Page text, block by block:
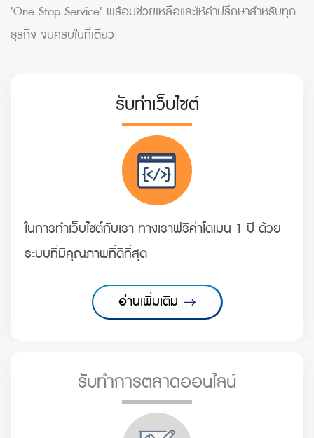
"One Stop Service" พร้อมช่วยเหลือและให้คำปรึกษาสำหรับทุก
ธุรกิจ จบครบในที่เดียว
รับทำเว็บไซต์
ในการทำเว็บไซต์กับเรา ทางเราฟรีค่าโดเมน 1 ปี ด้วย
ระบบที่มีคุณภาพที่ดีที่สุด
อ่านเพิ่มเติม
รับทำการตลาดออนไลน์